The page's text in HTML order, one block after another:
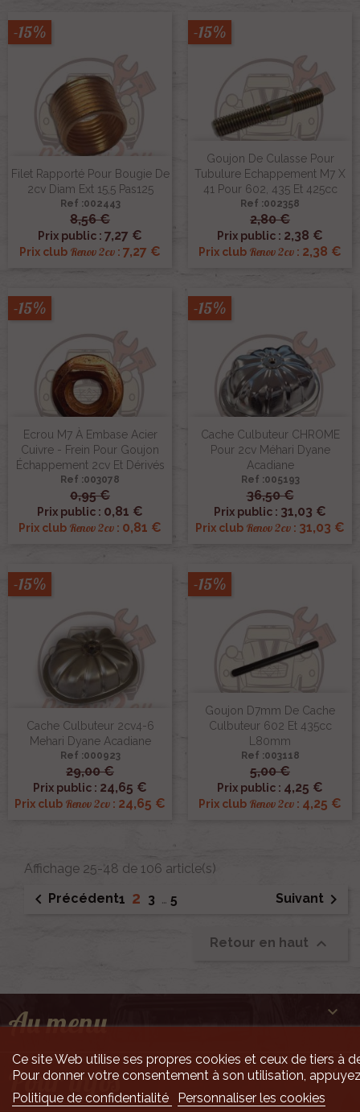
Filet Rapporté Pour Bougie De
2cv Diam Ext 15,5 Pas125
Ref :002443
8,56 €
Prix public : 7,27 €
Prix club Renov 2cv : 7,27 €
-15%
Goujon De Culasse Pour
Tubulure Echappement M7 X
41 Pour 602, 435 Et 425cc
Ref :002358
2,80 €
Prix public : 2,38 €
Prix club Renov 2cv : 2,38 €
-15%
Ecrou M7 À Embase Acier
Cuivre - Frein Pour Goujon
Échappement 2cv Et Dérivés
Ref :003078
0,95 €
Prix public : 0,81 €
Prix club Renov 2cv : 0,81 €
-15%
Cache Culbuteur CHROME
Pour 2cv Méhari Dyane
Acadiane
Ref :005193
36,50 €
Prix public : 31,03 €
Prix club Renov 2cv : 31,03 €
-15%
Cache Culbuteur 2cv4-6
Mehari Dyane Acadiane
Ref :000923
29,00 €
Prix public : 24,65 €
Prix club Renov 2cv : 24,65 €
-15%
Goujon D7mm De Cache
Culbuteur 602 Et 435cc
L80mm
Ref :003118
5,00 €
Prix public : 4,25 €
Prix club Renov 2cv : 4,25 €
-15%
Affichage 25-48 de 106 article(s)
 Précédent1 2 3 … 5 Suivant 
Retour en haut 
Au menu 
Pour infos 
Ce site Web utilise ses propres cookies et ceux de tiers à
Pour donner votre consentement à son utilisation,
Politique de confidentialité
Personnaliser les cookies